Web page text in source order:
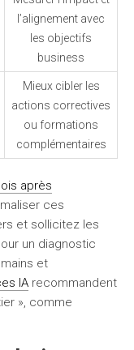
l’alignement avec
les objectifs
business
Mieux cibler les
actions correctives
ou formations
complémentaires
après
ces
et sollicitez les
un diagnostic
et
IA recommandent
», comme